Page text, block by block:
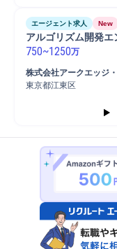
エージェント求人 New
アルゴリズム開発
750~1250万
株式会社アークエッジ
東京都江東区